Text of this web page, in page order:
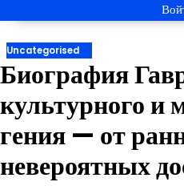
Uncategorised
Биография
культурного и
гения — от
невероятных